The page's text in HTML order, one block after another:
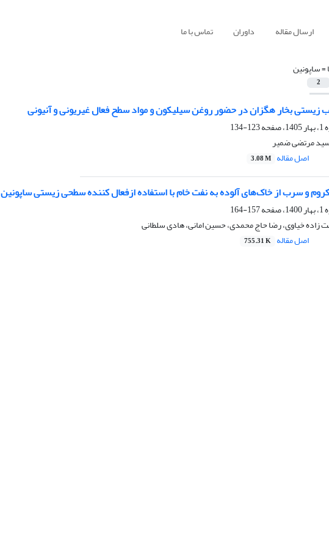
ارسال مقاله داوران تماس با ما
=ساپونین
2
زیستی بخار هگزان در حضور روغن سیلیکون و مواد سطح فعال غیریونی و آنیونی
123-134
مرتضی ضمیر
اصل مقاله 3.08 M
و سرب از خاک‌های آلوده به نفت خام با استفاده ازفعال کننده سطحی زیستی ساپونین
157-164
زاده خیاوی، رضا حاج محمدی، حسین امانی، هادی سلطانی
اصل مقاله 755.31 K